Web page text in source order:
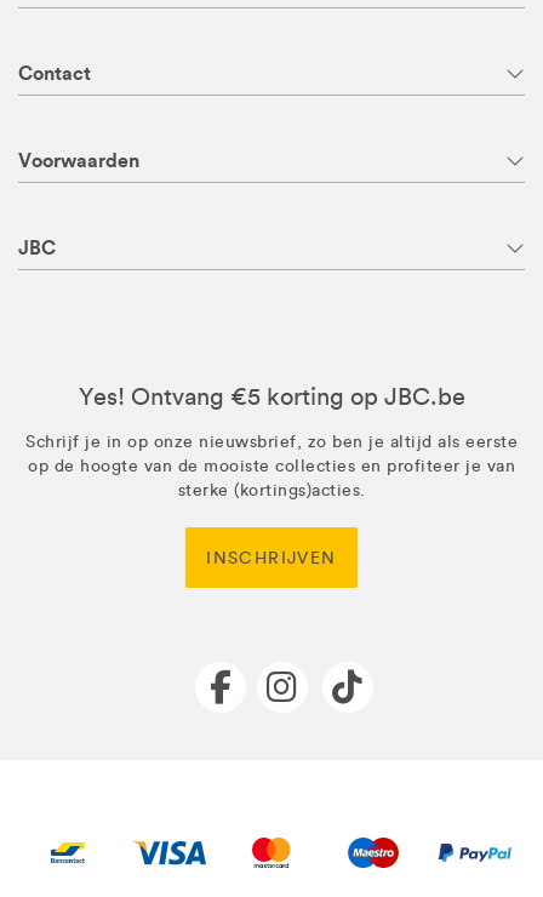
Contact
Voorwaarden
JBC
Yes! Ontvang €5 korting op JBC.be
Schrijf je in op onze nieuwsbrief, zo ben je altijd als eerste
op de hoogte van de mooiste collecties en profiteer je van
sterke (kortings)acties.
INSCHRIJVEN